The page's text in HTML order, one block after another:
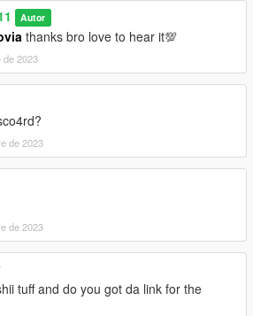
Autor
thanks bro love to hear it💯
de 2023
de 2023
de 2023
tuff and do you got da link for the